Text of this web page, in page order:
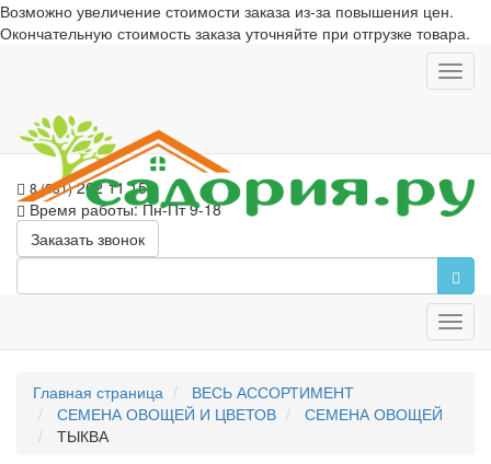
Возможно увеличение стоимости заказа из-за повышения цен.
Окончательную стоимость заказа уточняйте при отгрузке товара.
8 (831)262 11 15
Время работы: Пн-Пт 9-18
Заказать звонок
Главная страница
ВЕСЬ АССОРТИМЕНТ
СЕМЕНА ОВОЩЕЙ И ЦВЕТОВ
СЕМЕНА ОВОЩЕЙ
ТЫКВА